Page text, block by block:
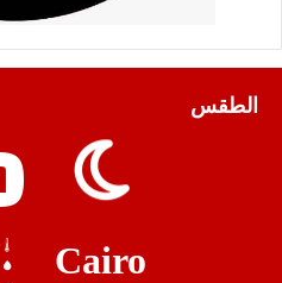
الطقس
Cairo